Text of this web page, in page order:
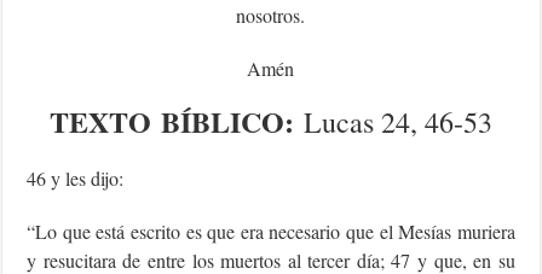
nosotros.
Amén
TEXTO BÍBLICO: Lucas 24, 46-53
46 y les dijo:
“Lo que está escrito es que era necesario que el Mesías muriera
y resucitara de entre los muertos al tercer día; 47 y que, en su